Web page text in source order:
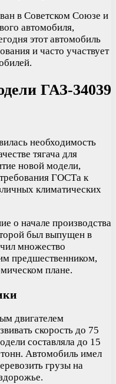
в Советском Союзе и
автомобиля,
этот автомобиль
и часто участвует
ГАЗ-34039
необходимость
тягача для
новой модели,
ГОСТа к
климатических
о начале производства
был выпущен в
множество
предшественником,
плане.
двигателем
скорость до 75
составляла до 15
Автомобиль имел
грузы на